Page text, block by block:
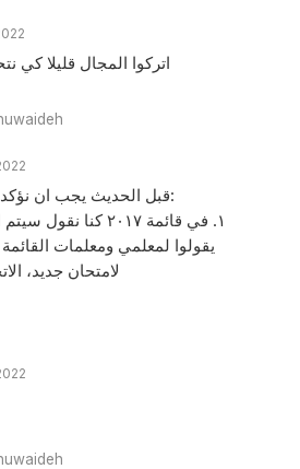
اتركوا المجال قليلا
قبل الحديث يجب ان نؤكد على بعض الامور:
١. في قائمة ٢٠١٧ كنا
يقولوا لمعلمي ومعلمات
لامتحان جديد،